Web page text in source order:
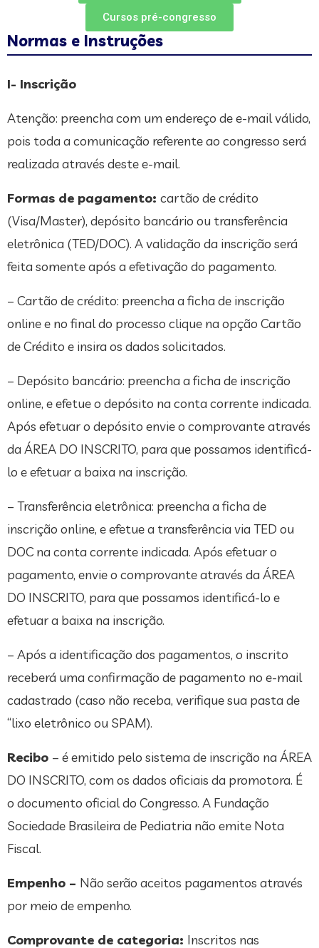
Cursos pré-congresso
Normas e Instruções
I- Inscrição
Atenção: preencha com um endereço de e-mail válido,
pois toda a comunicação referente ao congresso será
realizada através deste e-mail.
Formas de pagamento: cartão de crédito
(Visa/Master), depósito bancário ou transferência
eletrônica (TED/DOC). A validação da inscrição será
feita somente após a efetivação do pagamento.
– Cartão de crédito: preencha a ficha de inscrição
online e no final do processo clique na opção Cartão
de Crédito e insira os dados solicitados.
– Depósito bancário: preencha a ficha de inscrição
online, e efetue o depósito na conta corrente indicada.
Após efetuar o depósito envie o comprovante através
da ÁREA DO INSCRITO, para que possamos identificá-
lo e efetuar a baixa na inscrição.
– Transferência eletrônica: preencha a ficha de
inscrição online, e efetue a transferência via TED ou
DOC na conta corrente indicada. Após efetuar o
pagamento, envie o comprovante através da ÁREA
DO INSCRITO, para que possamos identificá-lo e
efetuar a baixa na inscrição.
– Após a identificação dos pagamentos, o inscrito
receberá uma confirmação de pagamento no e-mail
cadastrado (caso não receba, verifique sua pasta de
“lixo eletrônico ou SPAM).
Recibo – é emitido pelo sistema de inscrição na ÁREA
DO INSCRITO, com os dados oficiais da promotora. É
o documento oficial do Congresso. A Fundação
Sociedade Brasileira de Pediatria não emite Nota
Fiscal.
Empenho – Não serão aceitos pagamentos através
por meio de empenho.
Comprovante de categoria: Inscritos nas